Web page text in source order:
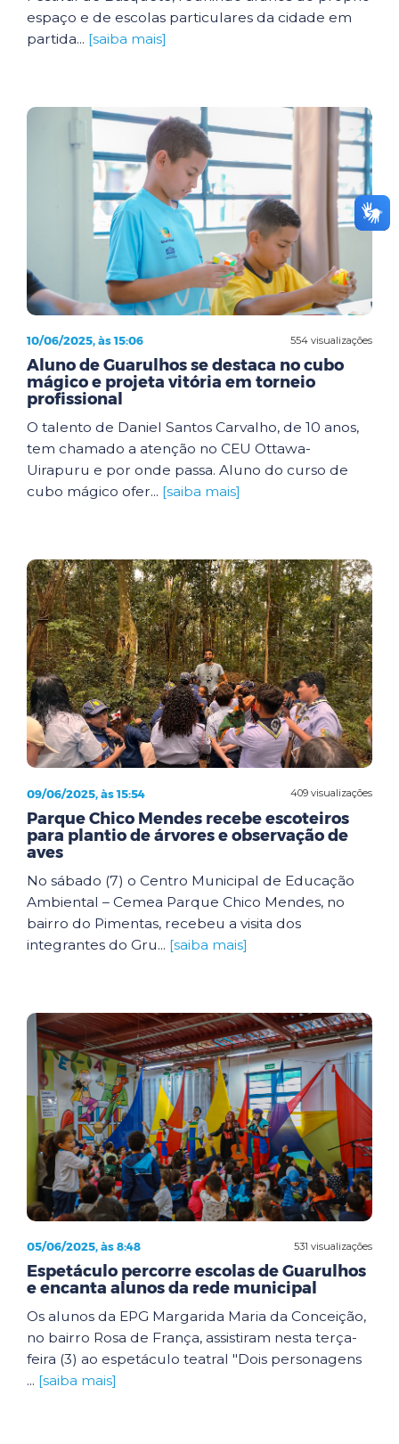
espaço e de escolas particulares da cidade em
partida... [saiba mais]
554 visualizações
10/06/2025, às 15:06
Aluno de Guarulhos se destaca no cubo
mágico e projeta vitória em torneio
profissional
O talento de Daniel Santos Carvalho, de 10 anos,
tem chamado a atenção no CEU Ottawa-
Uirapuru e por onde passa. Aluno do curso de
cubo mágico ofer... [saiba mais]
409 visualizações
09/06/2025, às 15:54
Parque Chico Mendes recebe escoteiros
para plantio de árvores e observação de
aves
No sábado (7) o Centro Municipal de Educação
Ambiental – Cemea Parque Chico Mendes, no
bairro do Pimentas, recebeu a visita dos
integrantes do Gru... [saiba mais]
531 visualizações
05/06/2025, às 8:48
Espetáculo percorre escolas de Guarulhos
e encanta alunos da rede municipal
Os alunos da EPG Margarida Maria da Conceição,
no bairro Rosa de França, assistiram nesta terça-
feira (3) ao espetáculo teatral "Dois personagens
... [saiba mais]